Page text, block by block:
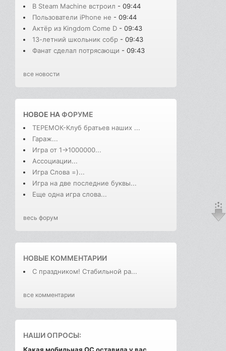
В Steam Machine встроил - 09:44
Пользователи iPhone не - 09:44
Актёр из Kingdom Come D - 09:43
13-летний школьник собр - 09:43
Фанат сделал потрясающи - 09:43
все новости
НОВОЕ НАФОРУМЕ
ТЕРЕМОК-Клуб братьев наших ...
Гараж...
Игра от 1->1000000...
Ассоциации...
Игра Слова =)...
Игра на две последние буквы...
Еще одна игра слова...
весь форум
НОВЫЕ КОММЕНТАРИИ
С праздником! Стабильной ра...
все комментарии
НАШИ ОПРОСЫ:
Какая мобильная ОС оставила у вас